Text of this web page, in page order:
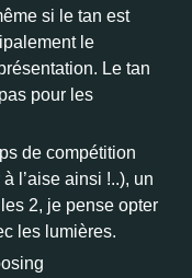
si le tan est
le
Le tan
pour les
de compétition
l’aise ainsi !..), un
2, je pense opter
les lumières.